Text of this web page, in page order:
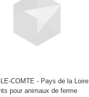
COMTE - Pays de la Loire
pour animaux de ferme